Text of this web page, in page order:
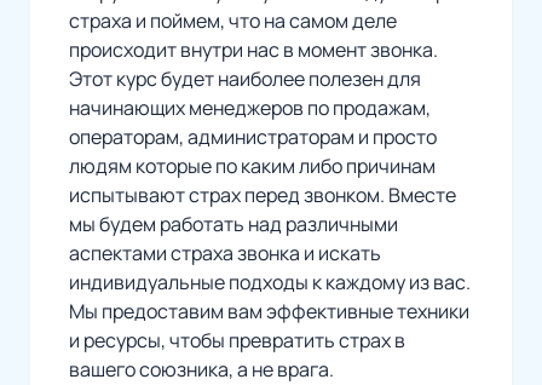
страха и поймем, что на самом деле
происходит внутри нас в момент звонка.
Этот курс будет наиболее полезен для
начинающих менеджеров по продажам,
операторам, администраторам и просто
людям которые по каким либо причинам
испытывают страх перед звонком. Вместе
мы будем работать над различными
аспектами страха звонка и искать
индивидуальные подходы к каждому из вас.
Мы предоставим вам эффективные техники
и ресурсы, чтобы превратить страх в
вашего союзника, а не врага.